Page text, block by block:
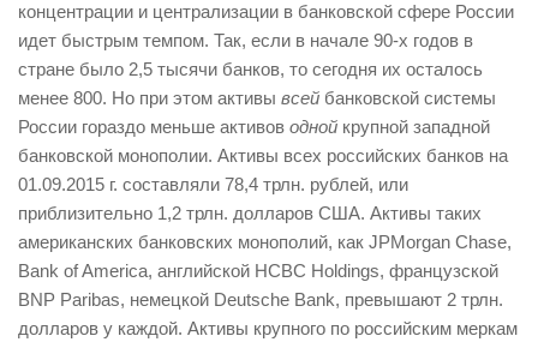
концентрации и централизации в банковской сфере России
идет быстрым темпом. Так, если в начале 90-х годов в
стране было 2,5 тысячи банков, то сегодня их осталось
менее 800. Но при этом активы всей банковской системы
России гораздо меньше активов одной крупной западной
банковской монополии. Активы всех российских банков на
01.09.2015 г. составляли 78,4 трлн. рублей, или
приблизительно 1,2 трлн. долларов США. Активы таких
американских банковских монополий, как JPMorgan Chase,
Bank of America, английской HCBC Holdings, французской
BNP Paribas, немецкой Deutsche Bank, превышают 2 трлн.
долларов у каждой. Активы крупного по российским меркам